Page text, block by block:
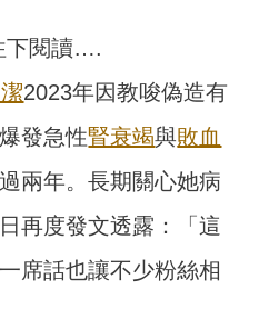
下閱讀….
2023年因教唆偽造有
發急性腎衰竭與敗血
兩年。長期關心她病
日再度發文透露：「這
席話也讓不少粉絲相